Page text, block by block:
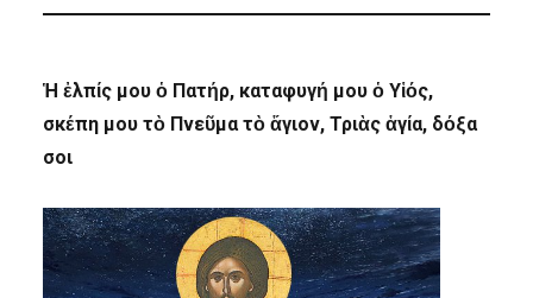
Ἡ ἐλπίς μου ὁ Πατήρ, καταφυγή μου ὁ Υἱός,
σκέπη μου τὸ Πνεῦμα τὸ ἅγιον, Τριὰς ἁγία, δόξα
σοι